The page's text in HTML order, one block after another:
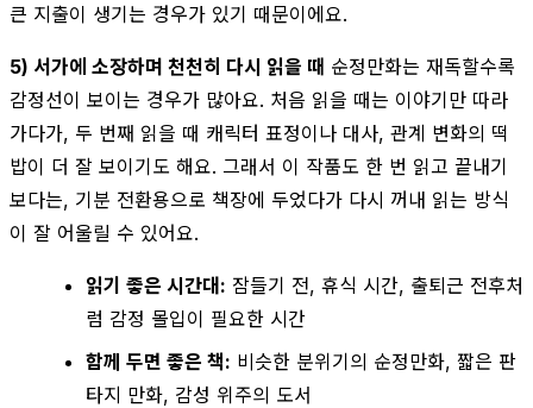
큰 지출이 생기는 경우가 있기 때문이에요.
5) 서가에 소장하며 천천히 다시 읽을 때 순정만화는 재독할수록
감정선이 보이는 경우가 많아요. 처음 읽을 때는 이야기만 따라
가다가, 두 번째 읽을 때 캐릭터 표정이나 대사, 관계 변화의 떡
밥이 더 잘 보이기도 해요. 그래서 이 작품도 한 번 읽고 끝내기
보다는, 기분 전환용으로 책장에 두었다가 다시 꺼내 읽는 방식
이 잘 어울릴 수 있어요.
읽기 좋은 시간대: 잠들기 전, 휴식 시간, 출퇴근 전후처
럼 감정 몰입이 필요한 시간
함께 두면 좋은 책: 비슷한 분위기의 순정만화, 짧은 판
타지 만화, 감성 위주의 도서